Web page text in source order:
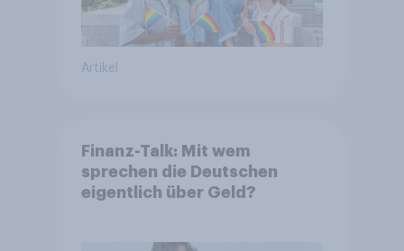
Artikel
Finanz-Talk: Mit wem
sprechen die Deutschen
eigentlich über Geld?